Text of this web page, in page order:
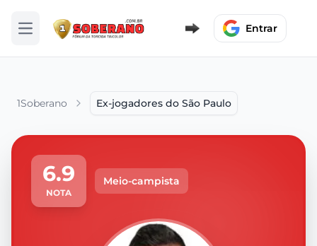
Abrir menu Entrar
1Soberano Ex-jogadores do São Paulo
6.9
NOTA
Meio-campista